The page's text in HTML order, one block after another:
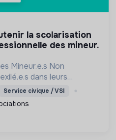
des mineur.
Mineur.e.s Non
dans leurs
vers une école de la
Service civique / VSI